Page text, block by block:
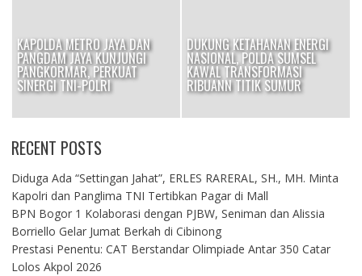
KAPOLDA METRO JAYA DAN
PANGDAM JAYA KUNJUNGI
PANGKORMAR, PERKUAT
SINERGI TNI-POLRI
DUKUNG KETAHANAN ENERGI
NASIONAL, POLDA SUMSEL
KAWAL TRANSFORMASI
RIBUANN TITIK SUMUR
RECENT POSTS
Diduga Ada “Settingan Jahat”, ERLES RARERAL, SH., MH. Minta
Kapolri dan Panglima TNI Tertibkan Pagar di Mall
BPN Bogor 1 Kolaborasi dengan PJBW, Seniman dan Alissia
Borriello Gelar Jumat Berkah di Cibinong
Prestasi Penentu: CAT Berstandar Olimpiade Antar 350 Catar
Lolos Akpol 2026